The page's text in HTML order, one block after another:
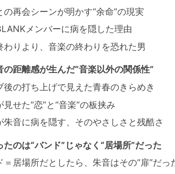
の再会シーンが明かす“余命”の現実
メンバーに病を隠した理由
わりより、音楽の終わりを恐れた男
の距離感が生んだ“音楽以外の関係性”
後の打ち上げで見えた青春のきらめき
見せた“恋”と“音楽”の板挟み
朱音に病を隠す、そのやさしさと残酷さ
たのは“バンド”じゃなく“居場所”だった
＝居場所だとしたら、朱音はその“扉”だっ